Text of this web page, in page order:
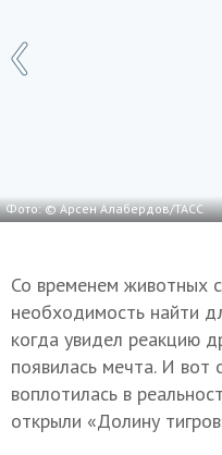
Фото: © Арсен Алабердов/ТАСС
Со временем животных
необходимость найти
когда увидел реакцию
появилась мечта. И вот
воплотилась в
открыли «Долину